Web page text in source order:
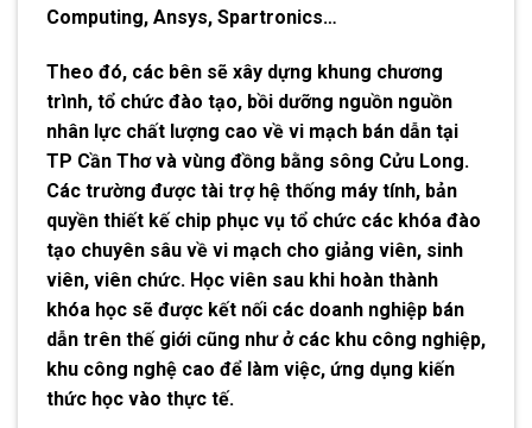
Computing, Ansys, Spartronics…
Theo đó, các bên sẽ xây dựng khung chương
trình, tổ chức đào tạo, bồi dưỡng nguồn nguồn
nhân lực chất lượng cao về vi mạch bán dẫn tại
TP Cần Thơ và vùng đồng bằng sông Cửu Long.
Các trường được tài trợ hệ thống máy tính, bản
quyền thiết kế chip phục vụ tổ chức các khóa đào
tạo chuyên sâu về vi mạch cho giảng viên, sinh
viên, viên chức. Học viên sau khi hoàn thành
khóa học sẽ được kết nối các doanh nghiệp bán
dẫn trên thế giới cũng như ở các khu công nghiệp,
khu công nghệ cao để làm việc, ứng dụng kiến
thức học vào thực tế.